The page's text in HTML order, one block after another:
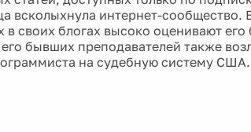
всколыхнула интернет-сообщество.
в своих блогах высоко оценивают
бывших преподавателей также
на судебную систему США.